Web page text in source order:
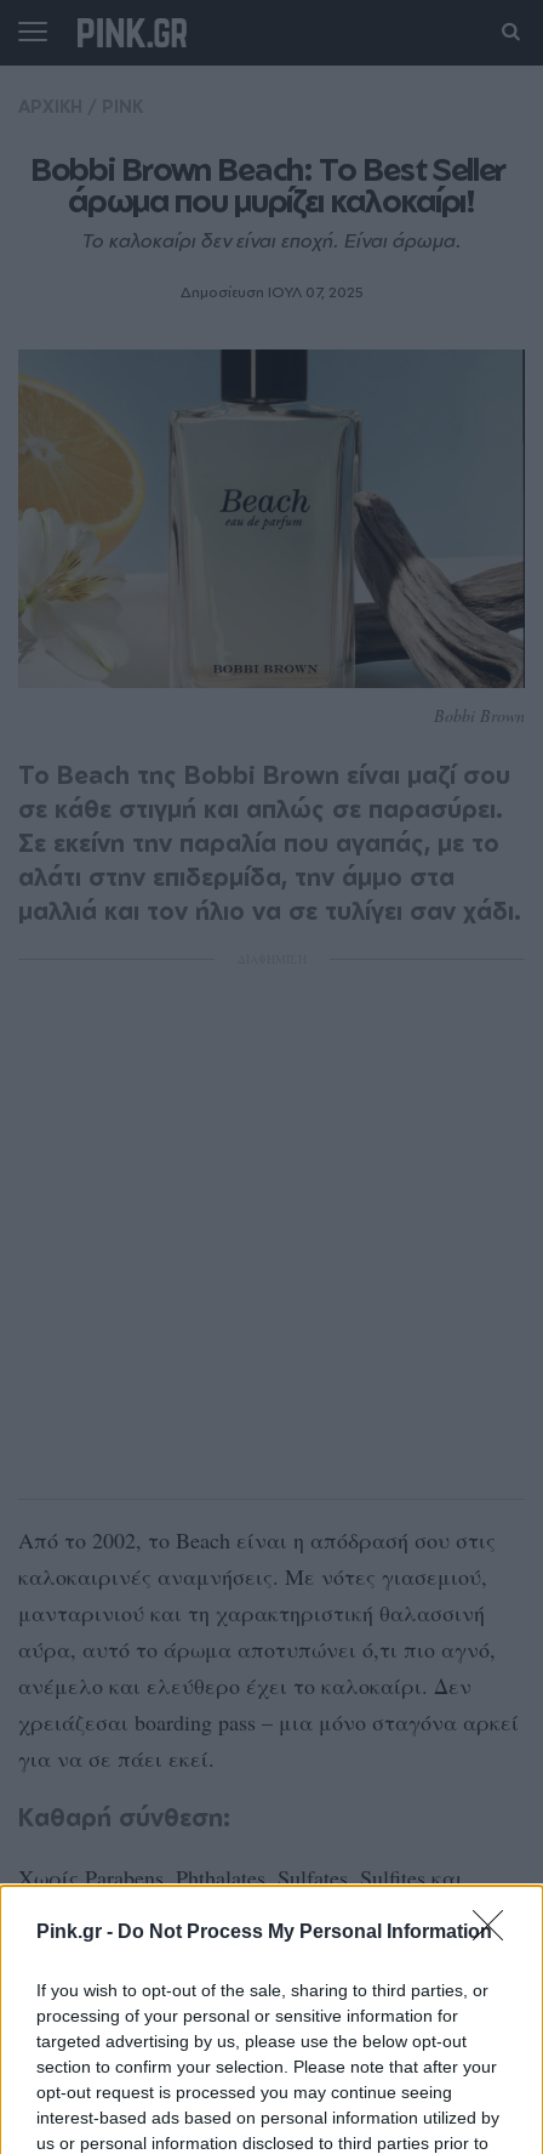
Pink.gr - Do Not Process My Personal Information
If you wish to opt-out of the sale, sharing to third parties, or
processing of your personal or sensitive information for
targeted advertising by us, please use the below opt-out
section to confirm your selection. Please note that after your
opt-out request is processed you may continue seeing
interest-based ads based on personal information utilized by
us or personal information disclosed to third parties prior to
Bobbi Brown Beach: Το Best Seller
άρωμα που μυρίζει καλοκαίρι!
Το καλοκαίρι δεν είναι εποχή. Είναι άρωμα.
Δημοσίευση ΙΟΥΛ 07, 2025
Bobbi Brown
Το Beach της Bobbi Brown είναι μαζί σου
σε κάθε στιγμή και απλώς σε παρασύρει.
Σε εκείνη την παραλία που αγαπάς, με το
αλάτι στην επιδερμίδα, την άμμο στα
μαλλιά και τον ήλιο να σε τυλίγει σαν χάδι.
Από το 2002, το Beach είναι η απόδρασή σου στις
καλοκαιρινές αναμνήσεις. Με νότες γιασεμιού,
μανταρινιού και τη χαρακτηριστική θαλασσινή
αύρα, αυτό το άρωμα αποτυπώνει ό,τι πιο αγνό,
ανέμελο και ελεύθερο έχει το καλοκαίρι. Δεν
χρειάζεσαι boarding pass – μια μόνο σταγόνα αρκεί
για να σε πάει εκεί.
Καθαρή σύνθεση:
Χωρίς Parabens, Phthalates, Sulfates, Sulfites και
100% Vegan.
@BobbiBrown @bobbibrown_greek_artistry
#BobbiBrown
ΔΙΑΦΗΜΙΣΗ